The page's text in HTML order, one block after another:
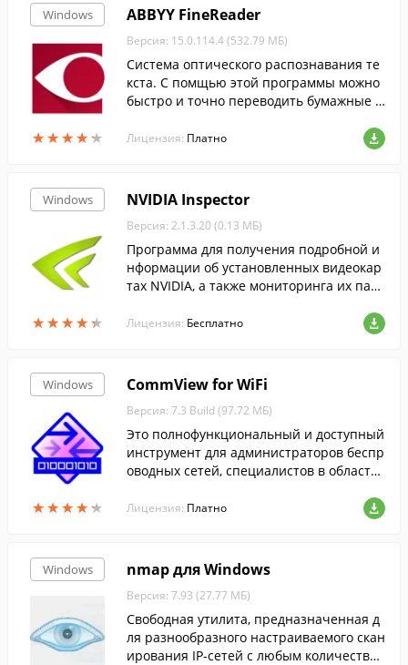
Windows
★★★★★
★★★★★
ABBYY FineReader
Версия: 15.0.114.4 (532.79 МБ)
Cистема оптического распознавания те
кста. С помщью этой программы можно
быстро и точно переводить бумажные д
рафии документов в редактируемый фо
Лицензия: Платно
Windows
★★★★★
★★★★★
NVIDIA Inspector
Версия: 2.1.3.20 (0.13 МБ)
Программа для получения подробной и
нформации об установленных видеокар
тах NVIDIA, а также мониторинга их пар
Лицензия: Бесплатно
Windows
★★★★★
★★★★★
CommView for WiFi
Версия: 7.3 Build (97.72 МБ)
Это полнофункциональный и доступный
инструмент для администраторов беспр
оводных сетей, специалистов в области
мистов или тех, кто хочет видеть всю ка
Лицензия: Платно
Windows nmap для Windows
Версия: 7.93 (27.77 МБ)
Свободная утилита, предназначенная д
ля разнообразного настраиваемого скан
ирования IP-сетей с любым количество